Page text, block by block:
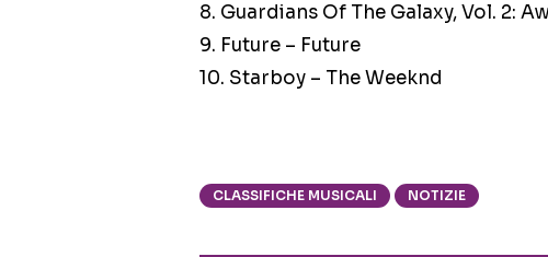
8. Guardians Of The Galaxy, Vol. 2:
9. Future – Future
10. Starboy – The Weeknd
CLASSIFICHE MUSICALI NOTIZIE